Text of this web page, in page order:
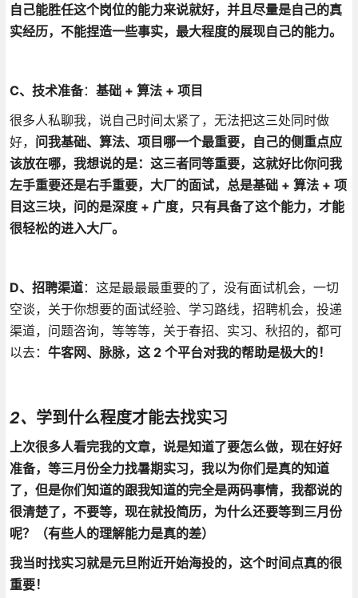
自己能胜任这个岗位的能力来说就好，并且尽量是自己的真
实经历，不能捏造一些事实，最大程度的展现自己的能力。
C、技术准备： 基础 + 算法 + 项目
很多人私聊我，说自己时间太紧了，无法把这三处同时做
好， 问我基础、算法、项目哪一个最重要，自己的侧重点应
该放在哪，我想说的是：这三者同等重要，这就好比你问我
左手重要还是右手重要，大厂的面试，总是基础 + 算法 + 项
目这三块，问的是深度 + 广度， 只有具备了这个能力，才能
很轻松的进入大厂。
D、招聘渠道：这是最最最重要的了，没有面试机会，一切
空谈，关于你想要的面试经验、学习路线，招聘机会，投递
渠道，问题咨询，等等等，关于春招、实习、秋招的，都可
以去： 牛客网、脉脉，这 2 个平台对我的帮助是极大的！
2、 学到什么程度才能去找实习
上次很多人看完我的文章，说是知道了要怎么做，现在好好
准备，等三月份全力找暑期实习，我以为你们是真的知道
了，但是你们知道的跟我知道的完全是两码事情，我都说的
很清楚了，不要等，现在就投简历，为什么还要等到三月份
呢？（有些人的理解能力是真的差）
我当时找实习就是元旦附近开始海投的，这个时间点真的很
重要！